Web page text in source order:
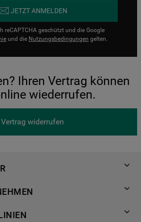
JETZT ANMELDEN
reCAPTCHA geschützt und die Google
und die Nutzungsbedingungen gelten.
Ihren Vertrag können
wiederrufen.
Vertrag widerrufen